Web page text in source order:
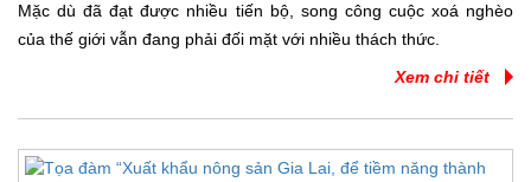
Mặc dù đã đạt được nhiều tiến bộ, song công cuộc xoá nghèo
của thế giới vẫn đang phải đối mặt với nhiều thách thức.
Xem chi tiết